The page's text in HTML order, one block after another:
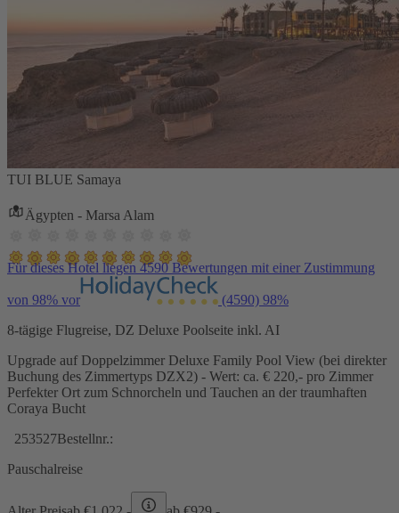
TUI BLUE Samaya
Ägypten - Marsa Alam
Für dieses Hotel liegen 4590 Bewertungen mit einer Zustimmung
von 98% vor (4590) 98%
8-tägige Flugreise, DZ Deluxe Poolseite inkl. AI
Upgrade auf Doppelzimmer Deluxe Family Pool View (bei direkter
Buchung des Zimmertyps DZX2) - Wert: ca. € 220,- pro Zimmer
Perfekter Ort zum Schnorcheln und Tauchen an der traumhaften
Coraya Bucht
253527Bestellnr.:
Pauschalreise